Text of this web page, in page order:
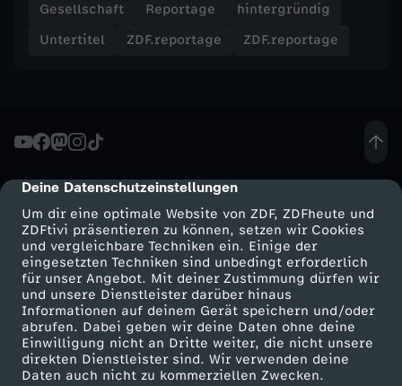
cmp-dialog-description
Deine Datenschutzeinstellungen
Um dir eine optimale Website von ZDF, ZDFheute und
ZDFtivi präsentieren zu können, setzen wir Cookies
und vergleichbare Techniken ein. Einige der
eingesetzten Techniken sind unbedingt erforderlich
für unser Angebot. Mit deiner Zustimmung dürfen wir
und unsere Dienstleister darüber hinaus
Informationen auf deinem Gerät speichern und/oder
abrufen. Dabei geben wir deine Daten ohne deine
Einwilligung nicht an Dritte weiter, die nicht unsere
direkten Dienstleister sind. Wir verwenden deine
Daten auch nicht zu kommerziellen Zwecken.
r
Gesellschaft Reportage
hintergründig
Untertitel
ZDF.reportage ZDF.reportage
Mehr ZDF
ZDF-Apps
Smart TV
ZDFtext
Service
ZDFmitreden
Kontakt zum ZDF
Tickets